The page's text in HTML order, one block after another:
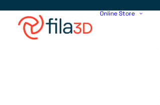
Online Store